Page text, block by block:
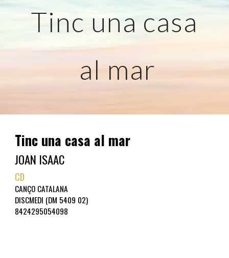
Tinc una casa
al mar
Tinc una casa al mar
JOAN ISAAC
CD
CANÇO CATALANA
DISCMEDI (DM 5409 02)
8424295054098